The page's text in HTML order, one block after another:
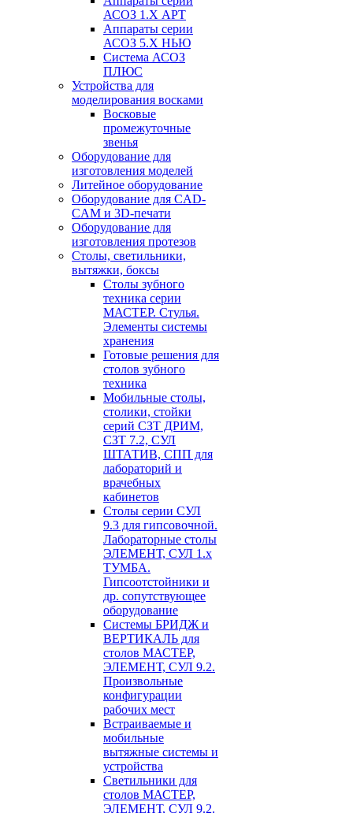
АСОЗ 1.Х АРТ
Аппараты серии
АСОЗ 5.Х НЬЮ
Система АСОЗ
ПЛЮС
Устройства для
моделирования восками
Восковые
промежуточные
звенья
Оборудование для
изготовления моделей
Литейное оборудование
Оборудование для CAD-
CAM и 3D-печати
Оборудование для
изготовления протезов
Cтолы, светильники,
вытяжки, боксы
Столы зубного
техника серии
МАСТЕР. Стулья.
Элементы системы
хранения
Готовые решения для
столов зубного
техника
Мобильные столы,
столики, стойки
серий СЗТ ДРИМ,
СЗТ 7.2, СУЛ
ШТАТИВ, СПП для
лабораторий и
врачебных
кабинетов
Столы серии СУЛ
9.3 для гипсовочной.
Лабораторные столы
ЭЛЕМЕНТ, СУЛ 1.х
ТУМБА.
Гипсоотстойники и
др. сопутствующее
оборудование
Системы БРИДЖ и
ВЕРТИКАЛЬ для
столов МАСТЕР,
ЭЛЕМЕНТ, СУЛ 9.2.
Произвольные
конфигурации
рабочих мест
Встраиваемые и
мобильные
вытяжные системы и
устройства
Светильники для
столов МАСТЕР,
ЭЛЕМЕНТ, СУЛ 9.2.